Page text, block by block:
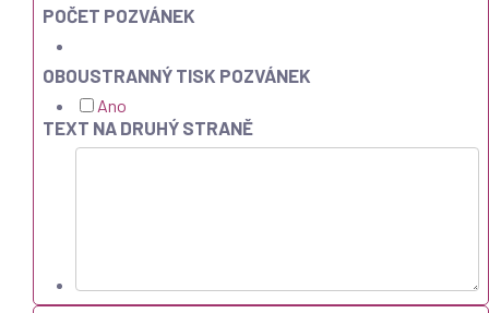
POČET POZVÁNEK
OBOUSTRANNÝ TISK POZVÁNEK
Ano
TEXT NA DRUHÝ STRANĚ